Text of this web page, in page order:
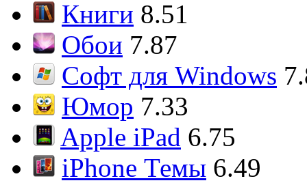
Книги 8.51
Обои 7.87
Софт для Windows
Юмор 7.33
Apple iPad 6.75
iPhone Темы 6.49